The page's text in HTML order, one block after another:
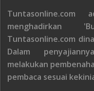
menghadirkan
Tuntasonline.com
Dalam
melakukan
pembaca sesuai